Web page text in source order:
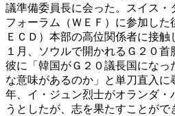
議準備委員長に会った。スイス・
フォーラム（ＷＥＦ）に参加した
ＥＣＤ）本部の高位関係者に接触
１月、ソウルで開かれるＧ２０首
彼に「韓国がＧ２０議長国になっ
な意味があるのか」と単刀直入に
年、イ・ジュン烈士がオランダ・
うとしたが、志を果たすことが